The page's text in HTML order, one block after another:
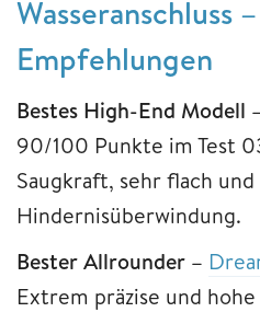
Wasseranschluss
Empfehlungen
Bestes High-End Modell
90/100 Punkte im Test
Saugkraft, sehr flach
Hindernisüberwindung.
Bester Allrounder –
Extrem präzise und